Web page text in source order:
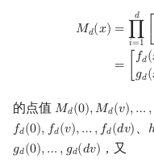
𝑀𝑑(𝑥) =
𝑑
∏
𝑖=1
=
𝑓𝑑(
𝑔𝑑(
x+n 1
的点值 𝑀𝑑(0),𝑀𝑑(𝑣),… ,
Md(0),Md(v),… ,M
𝑓𝑑(0), 𝑓𝑑(𝑣),… ,𝑓𝑑(𝑑𝑣)
fd(0),f d(v),…,fd (dv) 、
𝑔𝑑(0),… ,𝑔𝑑(𝑑𝑣)
gd(0), …, g d(dv) ，又